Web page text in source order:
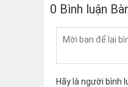
0 Bình luận
Hãy là người bình